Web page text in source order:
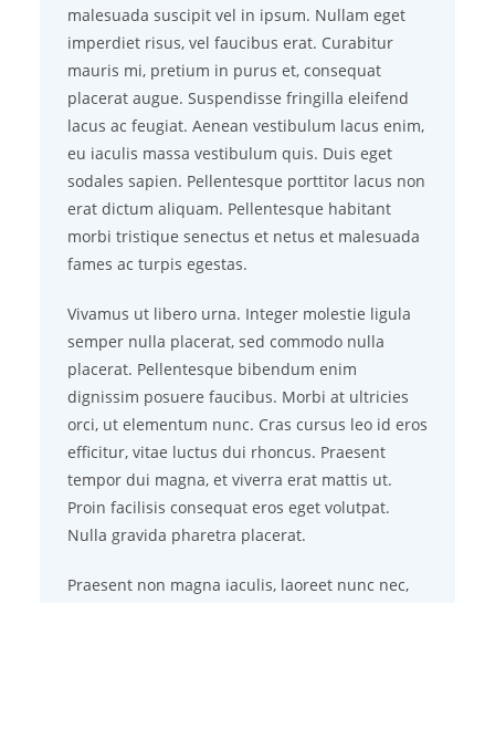
malesuada suscipit vel in ipsum. Nullam eget
imperdiet risus, vel faucibus erat. Curabitur
mauris mi, pretium in purus et, consequat
placerat augue. Suspendisse fringilla eleifend
lacus ac feugiat. Aenean vestibulum lacus enim,
eu iaculis massa vestibulum quis. Duis eget
sodales sapien. Pellentesque porttitor lacus non
erat dictum aliquam. Pellentesque habitant
morbi tristique senectus et netus et malesuada
fames ac turpis egestas.
Vivamus ut libero urna. Integer molestie ligula
semper nulla placerat, sed commodo nulla
placerat. Pellentesque bibendum enim
dignissim posuere faucibus. Morbi at ultricies
orci, ut elementum nunc. Cras cursus leo id eros
efficitur, vitae luctus dui rhoncus. Praesent
tempor dui magna, et viverra erat mattis ut.
Proin facilisis consequat eros eget volutpat.
Nulla gravida pharetra placerat.
Praesent non magna iaculis, laoreet nunc nec,